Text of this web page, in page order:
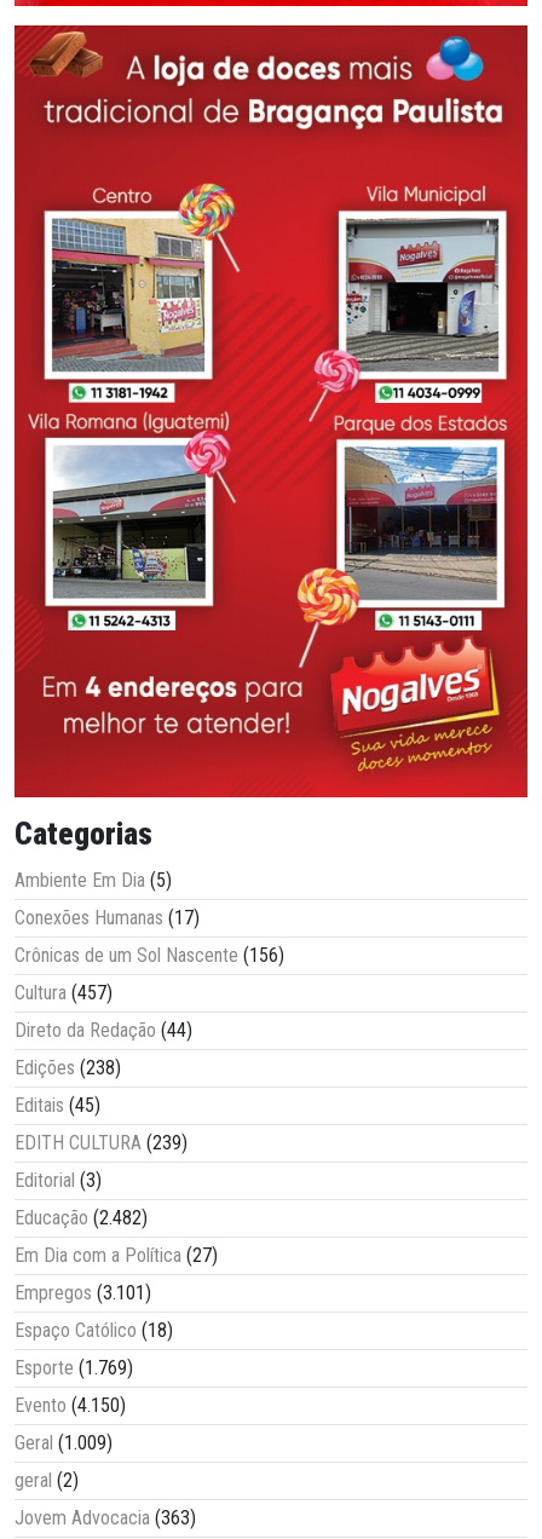
Categorias
Ambiente Em Dia (5)
Conexões Humanas (17)
Crônicas de um Sol Nascente (156)
Cultura (457)
Direto da Redação (44)
Edições (238)
Editais (45)
EDITH CULTURA (239)
Editorial (3)
Educação (2.482)
Em Dia com a Política (27)
Empregos (3.101)
Espaço Católico (18)
Esporte (1.769)
Evento (4.150)
Geral (1.009)
geral (2)
Jovem Advocacia (363)